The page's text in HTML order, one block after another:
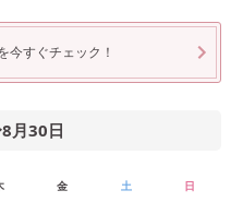
今すぐチェック！
8月30日
金 土 日